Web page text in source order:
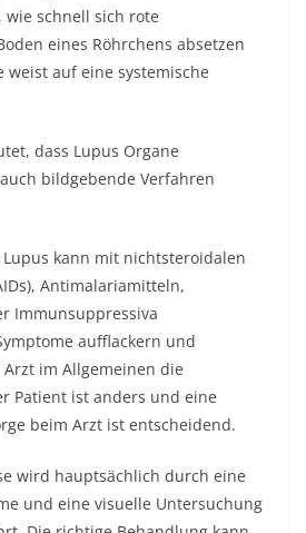
wie schnell sich rote
eines Röhrchens absetzen
weist auf eine systemische
dass Lupus Organe
bildgebende Verfahren
kann mit nichtsteroidalen
Antimalariamitteln,
Immunsuppressiva
aufflackern und
im Allgemeinen die
Patient ist anders und eine
beim Arzt ist entscheidend.
wird hauptsächlich durch eine
und eine visuelle Untersuchung